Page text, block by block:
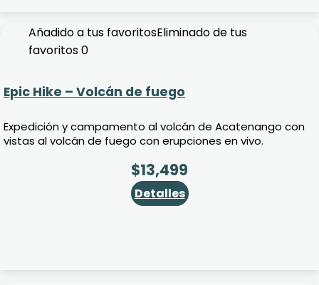
Añadido a tus favoritosEliminado de tus
favoritos0
Epic Hike – Volcán de fuego
Expedición y campamento al volcán de Acatenango con
vistas al volcán de fuego con erupciones en vivo.
$13,499
Detalles